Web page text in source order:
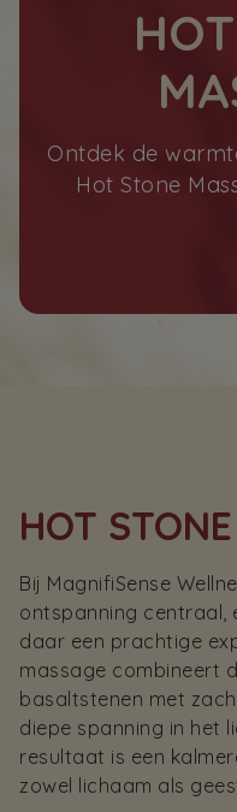
Ontdek de
Hot Stone
HOT
Bij MagnifiSense
ontspanning centraal,
daar een prachtige
massage combineert
basaltstenen met
diepe spanning in het
resultaat is een
zowel lichaam als